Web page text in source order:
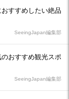
すすめしたい絶品
SeeingJapan編集部
おすすめ観光スポ
SeeingJapan編集部